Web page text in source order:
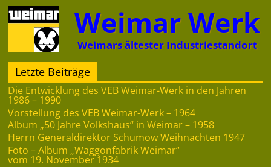
Zum
Inhalt
springen
Weimar Werk
Weimars ältester Industriestandort
Letzte Beiträge
Die Entwicklung des VEB Weimar-Werk in den Jahren
1986 – 1990
Vorstellung des VEB Weimar-Werk – 1964
Album „50 Jahre Volkshaus“ in Weimar – 1958
Herrn Generaldirektor Schumow Weihnachten 1947
Foto – Album „Waggonfabrik Weimar“
vom 19. November 1934